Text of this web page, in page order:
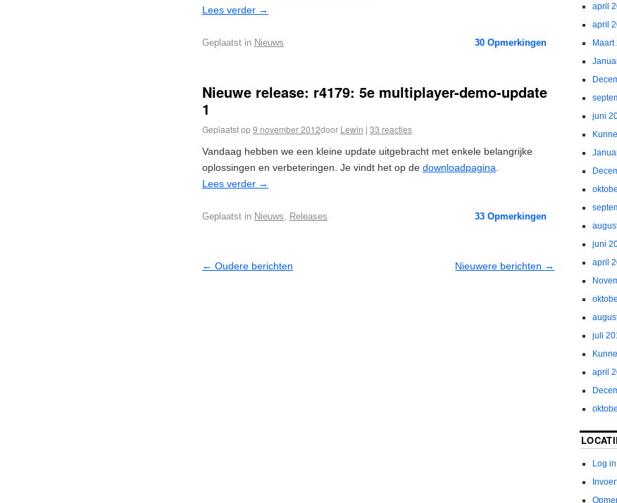
Lees verder →
30 Opmerkingen
Geplaatst in Nieuws
Nieuwe release: r4179: 5e multiplayer-demo-update
1
Geplaatst op9 november 2012door Lewin | 33 reacties
Vandaag hebben we een kleine update uitgebracht met enkele belangrijke
oplossingen en verbeteringen. Je vindt het op de downloadpagina
Lees verder →
33 Opmerkingen
Geplaatst in Nieuws Releases
← Oudere berichten Nieuwere berichten →
april
april
Maart
juni
juni
april
juli
april
Log in